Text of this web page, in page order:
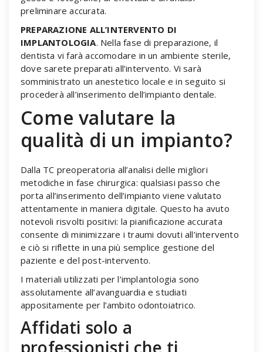
preliminare accurata.
PREPARAZIONE ALL’INTERVENTO DI
IMPLANTOLOGIA. Nella fase di preparazione, il
dentista vi farà accomodare in un ambiente sterile,
dove sarete preparati all’intervento. Vi sarà
somministrato un anestetico locale e in seguito si
procederà all’inserimento dell’impianto dentale.
Come valutare la
qualità di un impianto?
Dalla TC preoperatoria all’analisi delle migliori
metodiche in fase chirurgica: qualsiasi passo che
porta all’inserimento dell’impianto viene valutato
attentamente in maniera digitale. Questo ha avuto
notevoli risvolti positivi: la pianificazione accurata
consente di minimizzare i traumi dovuti all’intervento
e ciò si riflette in una più semplice gestione del
paziente e del post-intervento.
I materiali utilizzati per l’implantologia sono
assolutamente all’avanguardia e studiati
appositamente per l’ambito odontoiatrico.
Affidati solo a
professionisti che ti